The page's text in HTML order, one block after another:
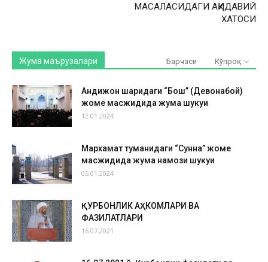
МАСАЛАСИДАГИ АҚИДАВИЙ
ХАТОСИ
Жума маърузалари Барчаси Кўпроқ
Андижон шаҳридаги “Бош” (Девонабой)
жоме масжидида жума шукуҳи
12.01.2024
Мархамат туманидаги “Сунна” жоме
масжидида жума намози шукуҳи
05.01.2024
ҚУРБОНЛИК АҲКОМЛАРИ ВА
ФАЗИЛАТЛАРИ
16.07.2021